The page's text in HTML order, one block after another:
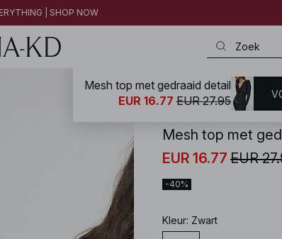
| SHOP NOW
NA-KD / Tops / Tops met
Mesh top met
EUR 16.77 EUR
-40%
Kleur: Zwart
Mesh top met gedraaid detail
EUR 16.77 EUR 27.95